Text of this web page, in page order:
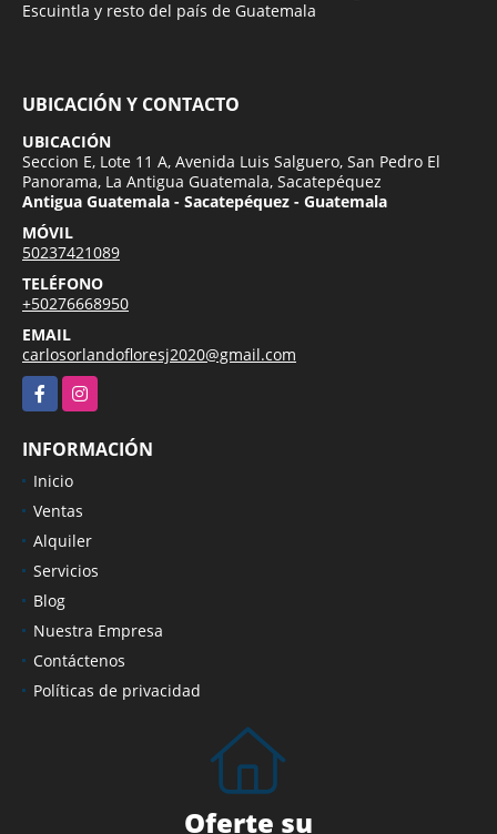
Escuintla y resto del país de Guatemala
UBICACIÓN Y CONTACTO
UBICACIÓN
Seccion E, Lote 11 A, Avenida Luis Salguero, San Pedro El
Panorama, La Antigua Guatemala, Sacatepéquez
Antigua Guatemala - Sacatepéquez - Guatemala
MÓVIL
50237421089
TELÉFONO
+50276668950
EMAIL
carlosorlandofloresj2020@gmail.com
FacebookInstagram
INFORMACIÓN
Inicio
Ventas
Alquiler
Servicios
Blog
Nuestra Empresa
Contáctenos
Políticas de privacidad
Oferte su